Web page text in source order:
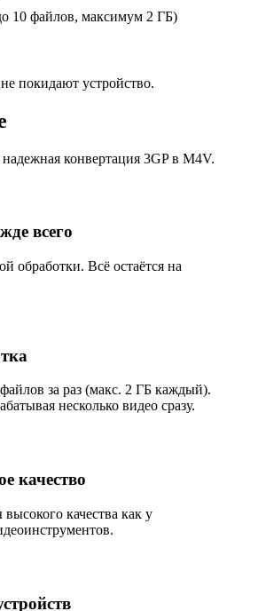
10 файлов, максимум 2 ГБ)
покидают устройство.
конвертация 3GP в M4V.
всего
обработки. Всё остаётся на
за раз (макс. 2 ГБ каждый).
несколько видео сразу.
качество
качества как у